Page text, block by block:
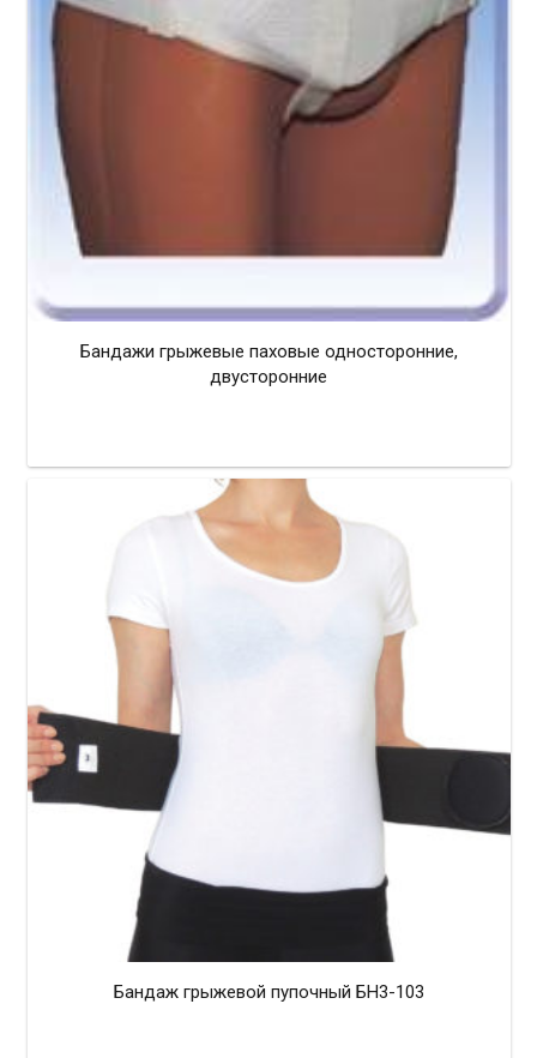
Бандажи грыжевые паховые односторонние,
двусторонние
Бандаж грыжевой пупочный БН3-103